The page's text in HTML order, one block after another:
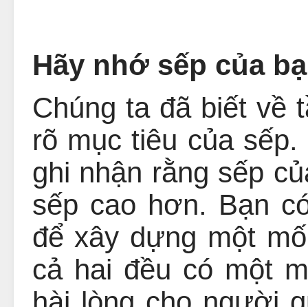
Hãy nhớ sếp của
Chúng ta đã biết về
rõ mục tiêu của
ghi nhận rằng sếp
sếp cao hơn. Bạn
để xây dựng một
cả hai đều có một